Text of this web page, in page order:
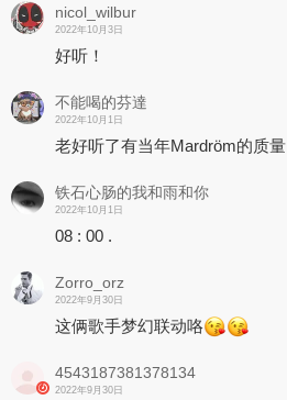
nicol_wilbur
2022年10月3日
好听！
不能喝的芬達
2022年10月1日
老好听了有当年Mardröm的质量
铁石心肠的我和雨和你
2022年10月1日
08 : 00 .
Zorro_orz
2022年9月30日
这俩歌手梦幻联动咯
4543187381378134
2022年9月30日